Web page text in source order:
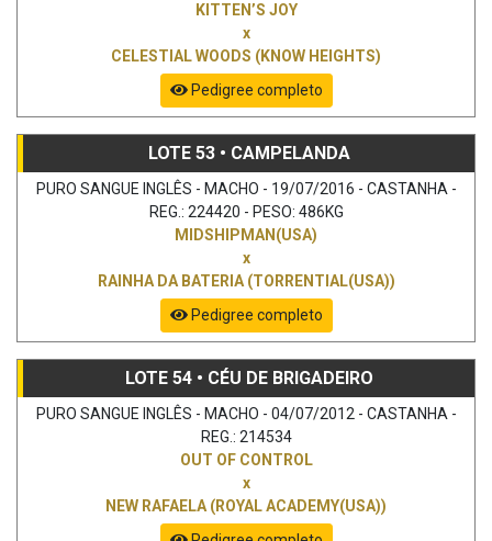
KITTEN’S JOY
x
CELESTIAL WOODS (KNOW HEIGHTS)
Pedigree completo
LOTE 53 • CAMPELANDA
PURO SANGUE INGLÊS - MACHO - 19/07/2016 - CASTANHA -
REG.: 224420 - PESO: 486KG
MIDSHIPMAN(USA)
x
RAINHA DA BATERIA (TORRENTIAL(USA))
Pedigree completo
LOTE 54 • CÉU DE BRIGADEIRO
PURO SANGUE INGLÊS - MACHO - 04/07/2012 - CASTANHA -
REG.: 214534
OUT OF CONTROL
x
NEW RAFAELA (ROYAL ACADEMY(USA))